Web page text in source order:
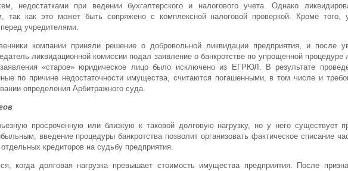
недостатками при ведении бухгалтерского и налогового учета. Однако
так как это может быть сопряжено с комплексной налоговой проверкой. Кроме того,
учредителями.
компании приняли решение о добровольной ликвидации предприятия, и после
ликвидационной комиссии подал заявление о банкротстве по упрощенной
«старое» юридическое лицо было исключено из ЕГРЮЛ. В результате
по причине недостаточности имущества, считаются погашенными, в том числе и
определения Арбитражного суда.
просроченную или близкую к таковой долговую нагрузку, но у него существует
введение процедуры банкротства позволит организовать фактическое списание
кредиторов на судьбу предприятия.
когда долговая нагрузка превышает стоимость имущества предприятия. После